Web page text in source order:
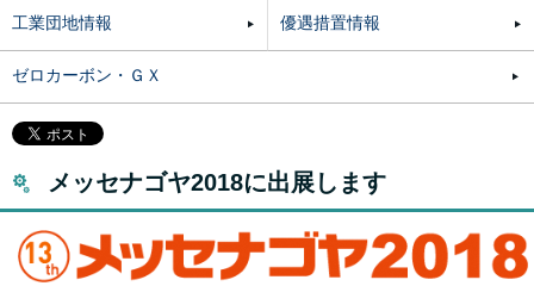
工業団地情報 優遇措置情報
ゼロカーボン・ＧＸ
メッセナゴヤ2018に出展します